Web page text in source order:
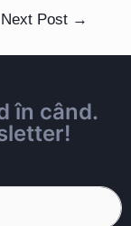
Next Post →
în când.